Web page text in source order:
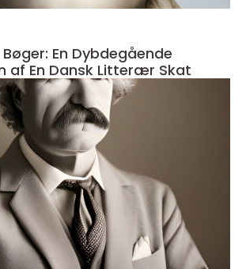
En Dybdegående
af En Dansk Litterær Skat